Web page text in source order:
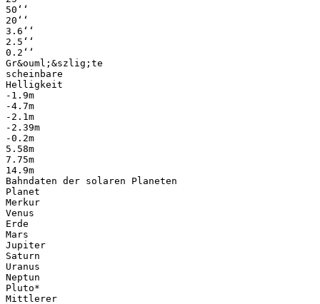
50‘‘
20‘‘
3.6‘‘
2.5‘‘
0.2‘‘
Gr&ouml;&szlig;te
scheinbare
Helligkeit
-1.9m
-4.7m
-2.1m
-2.39m
-0.2m
5.58m
7.75m
14.9m
Bahndaten der solaren Planeten
Planet
Merkur
Venus
Erde
Mars
Jupiter
Saturn
Uranus
Neptun
Pluto*
Mittlerer